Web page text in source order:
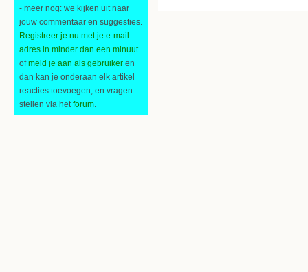
- meer nog: we kijken uit naar
jouw commentaar en suggesties.
Registreer je nu met je e-mail
adres in minder dan een minuut
ofmeld je aan als gebruiker en
dan kan je onderaan elk artikel
reacties toevoegen, en vragen
stellen via hetforum.